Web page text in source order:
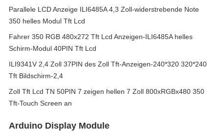
Parallele LCD Anzeige ILI6485A 4,3 Zoll-widerstrebende Note
350 helles Modul Tft Lcd
Fahrer 350 RGB 480x272 Tft Lcd Anzeigen-ILI6485A helles
Schirm-Modul 40PIN Tft Lcd
ILI9341V 2,4 Zoll 37PIN des Zoll Tft-Anzeigen-240*320 320*240
Tft Bildschirm-2,4
Zoll Tft Lcd TN 50PIN 7 zeigen hellen 7 Zoll 800xRGBx480 350
Tft-Touch Screen an
Arduino Display Module